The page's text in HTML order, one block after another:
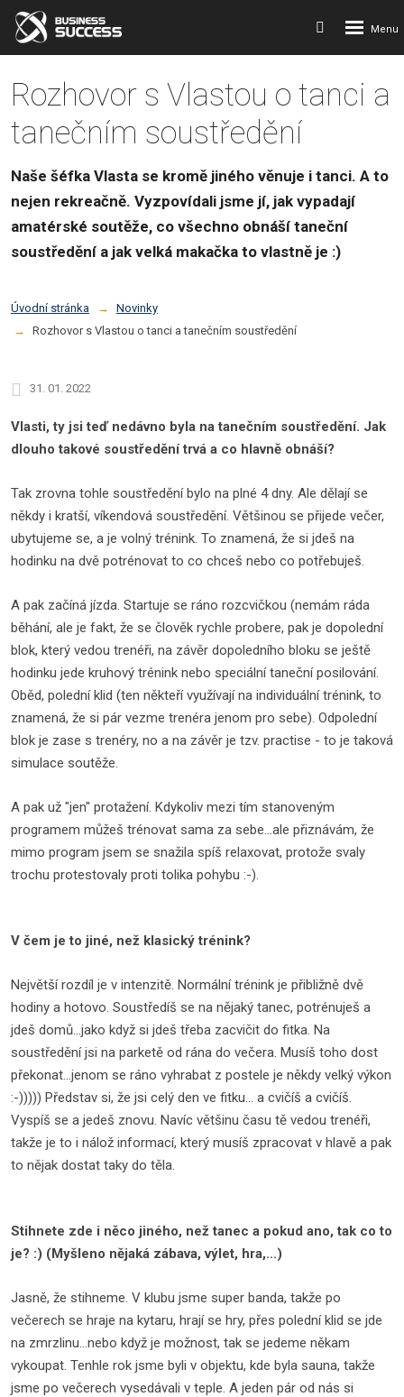
Vyhledávání
Rozbalení
Rozhovor s Vlastou o tanci a
tanečním soustředění
Naše šéfka Vlasta se kromě jiného věnuje i tanci. A to
nejen rekreačně. Vyzpovídali jsme jí, jak vypadají
amatérské soutěže, co všechno obnáší taneční
soustředění a jak velká makačka to vlastně je :)
Úvodní stránka
Novinky
Rozhovor s Vlastou o tanci a tanečním soustředění
31. 01. 2022
Vlasti, ty jsi teď nedávno byla na tanečním soustředění. Jak
dlouho takové soustředění trvá a co hlavně obnáší?
Tak zrovna tohle soustředění bylo na plné 4 dny. Ale dělají se
někdy i kratší, víkendová soustředění. Většinou se přijede večer,
ubytujeme se, a je volný trénink. To znamená, že si jdeš na
hodinku na dvě potrénovat to co chceš nebo co potřebuješ.
A pak začíná jízda. Startuje se ráno rozcvičkou (nemám ráda
běhání, ale je fakt, že se člověk rychle probere, pak je dopolední
blok, který vedou trenéři, na závěr dopoledního bloku se ještě
hodinku jede kruhový trénink nebo speciální taneční posilování.
Oběd, polední klid (ten někteří využívají na individuální trénink, to
znamená, že si pár vezme trenéra jenom pro sebe). Odpolední
blok je zase s trenéry, no a na závěr je tzv. practise - to je taková
simulace soutěže.
A pak už "jen" protažení. Kdykoliv mezi tím stanoveným
programem můžeš trénovat sama za sebe...ale přiznávám, že
mimo program jsem se snažila spíš relaxovat, protože svaly
trochu protestovaly proti tolika pohybu :-).
V čem je to jiné, než klasický trénink?
Největší rozdíl je v intenzitě. Normální trénink je přibližně dvě
hodiny a hotovo. Soustředíš se na nějaký tanec, potrénuješ a
jdeš domů...jako když si jdeš třeba zacvičit do fitka. Na
soustředění jsi na parketě od rána do večera. Musíš toho dost
překonat...jenom se ráno vyhrabat z postele je někdy velký výkon
:-))))) Představ si, že jsi celý den ve fitku... a cvičíš a cvičíš.
Vyspíš se a jedeš znovu. Navíc většinu času tě vedou trenéři,
takže je to i nálož informací, který musíš zpracovat v hlavě a pak
to nějak dostat taky do těla.
Stihnete zde i něco jiného, než tanec a pokud ano, tak co to
je? :) (Myšleno nějaká zábava, výlet, hra,...)
Jasně, že stihneme. V klubu jsme super banda, takže po
večerech se hraje na kytaru, hrají se hry, přes polední klid se jde
na zmrzlinu...nebo když je možnost, tak se jedeme někam
vykoupat. Tenhle rok jsme byli v objektu, kde byla sauna, takže
jsme po večerech vysedávali v teple. A jeden pár od nás si